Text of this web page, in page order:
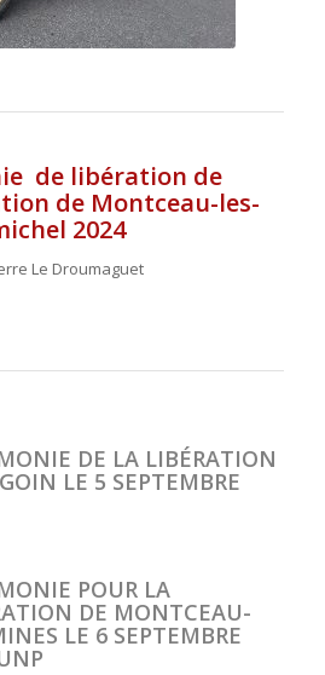
de libération de
de Montceau-les-
2024
Le Droumaguet
DE LA LIBÉRATION
LE 5 SEPTEMBRE
POUR LA
DE MONTCEAU-
LE 6 SEPTEMBRE